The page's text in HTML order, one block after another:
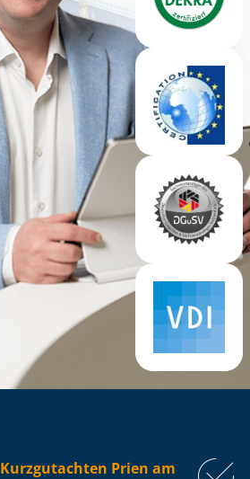
Kurzgutachten Prien am